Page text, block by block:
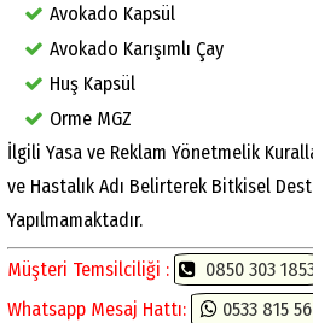
Avokado Kapsül
Avokado Karışımlı Çay
Huş Kapsül
Orme MGZ
İlgili Yasa ve Reklam Yönetmelik
ve Hastalık Adı Belirterek Bitkisel
Yapılmamaktadır.
Müşteri Temsilciliği :
0850 303
Whatsapp Mesaj Hattı:
0533 815